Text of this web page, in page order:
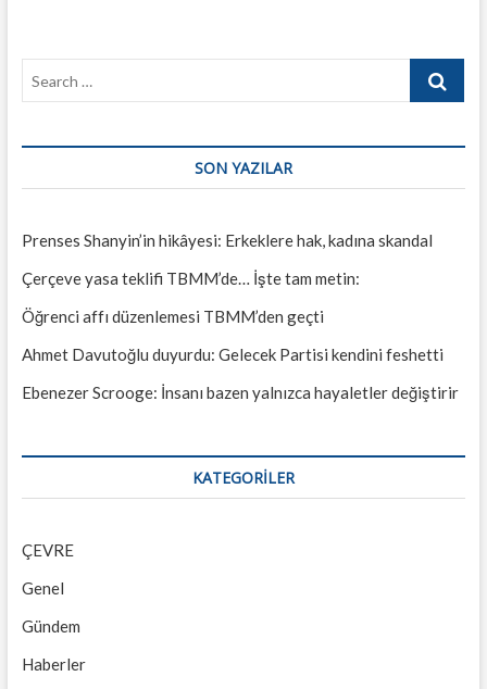
başlatıldı.
Search
SON YAZILAR
Prenses Shanyin’in hikâyesi: Erkeklere hak, kadına skandal
Çerçeve yasa teklifi TBMM’de… İşte tam metin:
Öğrenci affı düzenlemesi TBMM’den geçti
Ahmet Davutoğlu duyurdu: Gelecek Partisi kendini feshetti
Ebenezer Scrooge: İnsanı bazen yalnızca hayaletler değiştirir
KATEGORILER
ÇEVRE
Genel
Gündem
Haberler